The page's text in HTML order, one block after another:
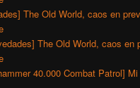
The Old World, caos en
The Old World, caos en
40.000 Combat Patrol]